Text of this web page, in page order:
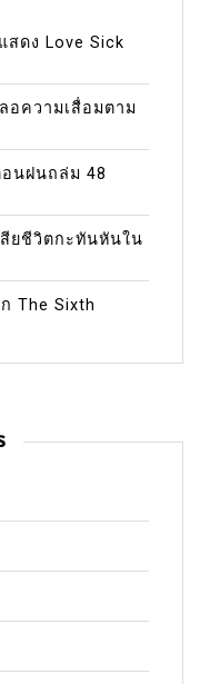
ดง Love Sick
อความเสื่อมตาม
นฝนถล่ม 48
ยชีวิตกะทันหันใน
The Sixth